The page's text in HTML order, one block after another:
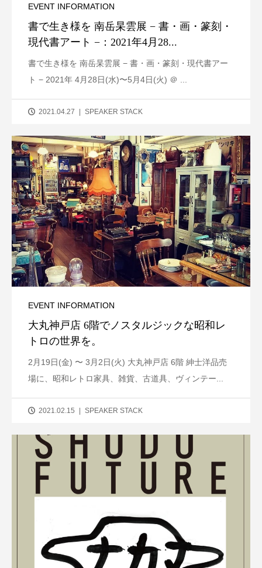
EVENT INFORMATION
書で生き様を 南岳杲雲展 − 書・画・篆刻・
現代書アート −：2021年4月28...
書で生き様を 南岳杲雲展 − 書・画・篆刻・現代書アー
ト − 2021年 4月28日(水)〜5月4日(火) ＠ ...
2021.04.27 SPEAKER STACK
EVENT INFORMATION
大丸神戸店 6階でノスタルジックな昭和レ
トロの世界を。
2月19日(金) 〜 3月2日(火) 大丸神戸店 6階 紳士洋品売
場に、昭和レトロ家具、雑貨、古道具、ヴィンテー...
2021.02.15 SPEAKER STACK